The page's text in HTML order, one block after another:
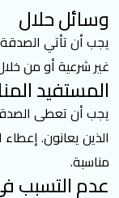
وسائل حلال
يجب أن تأتي
غير شرعية أو من
المستفيد
يجب أن تعطى
الذين يعانون. إعطاء
مناسبة.
عدم التسبب